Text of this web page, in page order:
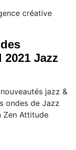
créative
Jazz
jazz &
ondes de Jazz
Zen Attitude